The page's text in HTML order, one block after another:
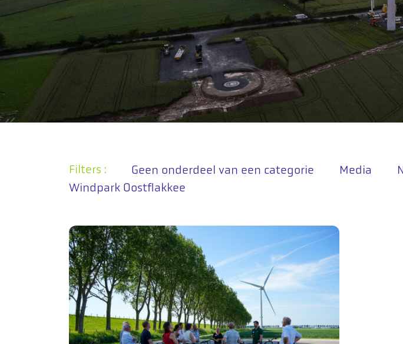
Filters : Geen onderdeel van een categorie Media
Windpark Oostflakkee